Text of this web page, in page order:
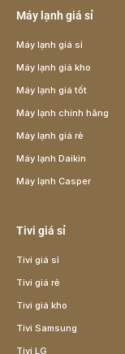
Máy lạnh giá sỉ
Máy lạnh giá sỉ
Máy lạnh giá kho
Máy lạnh giá tốt
Máy lạnh chính hãng
Máy lạnh giá rẻ
Máy lạnh Daikin
Máy lạnh Casper
Tivi giá sỉ
Tivi giá sỉ
Tivi giá rẻ
Tivi giá kho
Tivi Samsung
Tivi LG